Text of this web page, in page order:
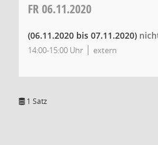
FR06.11.2020
(06.11.2020 bis 07.11.2020)
14:00-15:00 Uhr extern
1 Satz